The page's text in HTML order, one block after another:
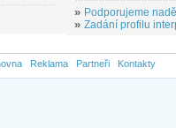
» Podporujeme
» Zadání profilu
Reklama Partneři Kontakty